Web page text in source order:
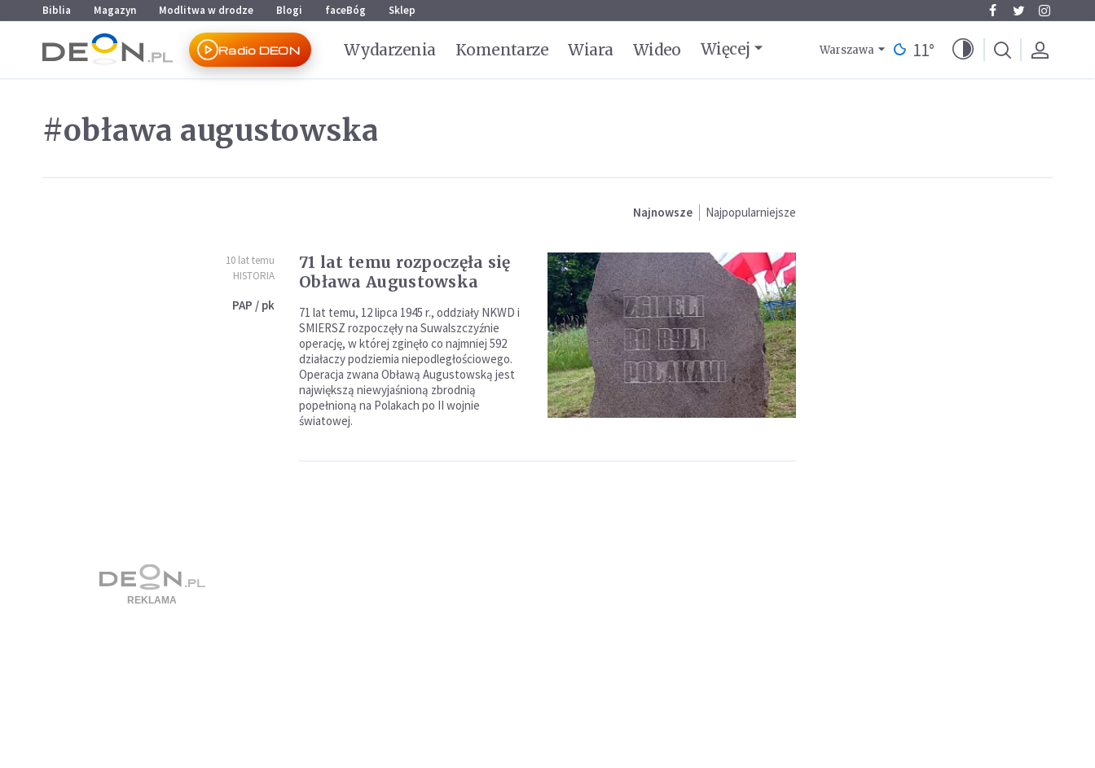
Przejdź do menu głównego
Przejdź do treści
Biblia Magazyn Modlitwa w drodze Blogi faceBóg Sklep
Radio DEON Wydarzenia Komentarze Wiara Wideo Więcej Warszawa 11°
#obława augustowska
Najnowsze Najpopularniejsze
10 lat temu
HISTORIA
PAP / pk
71 lat temu rozpoczęła się
Obława Augustowska
71 lat temu, 12 lipca 1945 r., oddziały NKWD i
SMIERSZ rozpoczęły na Suwalszczyźnie
operację, w której zginęło co najmniej 592
działaczy podziemia niepodległościowego.
Operacja zwana Obławą Augustowską jest
największą niewyjaśnioną zbrodnią
popełnioną na Polakach po II wojnie
światowej.